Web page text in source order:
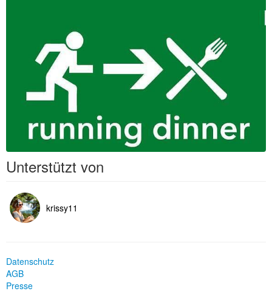
Unterstützt von
krissy11
Datenschutz
AGB
Presse